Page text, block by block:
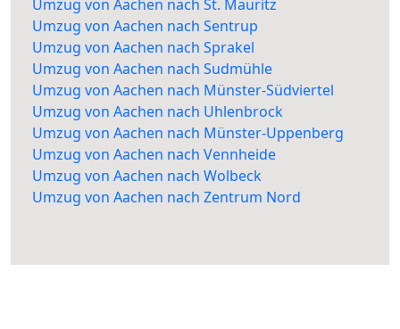
Umzug von Aachen nach St. Mauritz
Umzug von Aachen nach Sentrup
Umzug von Aachen nach Sprakel
Umzug von Aachen nach Sudmühle
Umzug von Aachen nach Münster-Südviertel
Umzug von Aachen nach Uhlenbrock
Umzug von Aachen nach Münster-Uppenberg
Umzug von Aachen nach Vennheide
Umzug von Aachen nach Wolbeck
Umzug von Aachen nach Zentrum Nord